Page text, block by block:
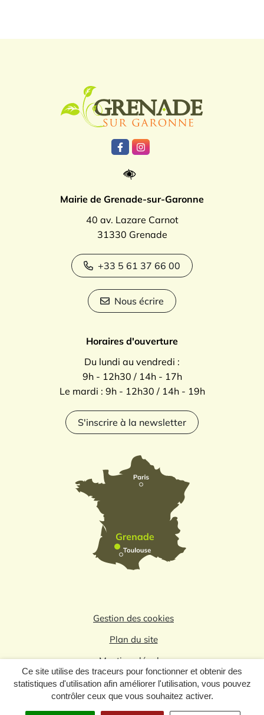
Ce site utilise des traceurs pour fonctionner et obtenir des
statistiques d'utilisation afin améliorer l'utilisation, vous pouvez
contrôler ceux que vous souhaitez activer.
Lien vers le compte Facebook
Lien vers le compte
Mairie de Grenade-sur-Garonne
40 av. Lazare Carnot
31330 Grenade
+33 5 61 37 66 00
Nous écrire
Horaires d'ouverture
Du lundi au vendredi :
9h - 12h30 / 14h - 17h
Le mardi : 9h - 12h30 / 14h - 19h
S'inscrire à la newsletter
Gestion des cookies
Plan du site
Mentions légales
Politique de confidentialité